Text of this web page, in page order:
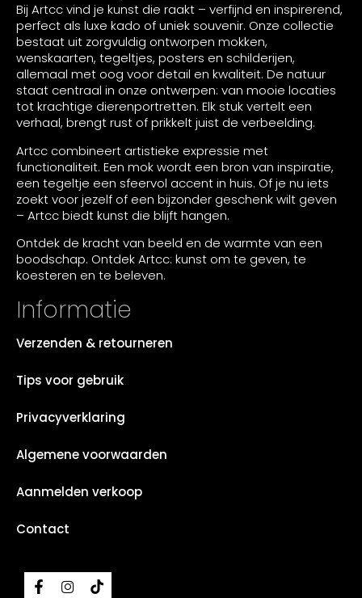
Bij Artcc vind je kunst die raakt – verfijnd en inspirerend,
perfect als luxe kado of uniek souvenir. Onze collectie
bestaat uit zorgvuldig ontworpen mokken,
wenskaarten, tegeltjes, posters en schilderijen,
allemaal met oog voor detail en kwaliteit. De natuur
staat centraal in onze ontwerpen: van mooie locaties
tot krachtige dierenportretten. Elk stuk vertelt een
verhaal, brengt rust of prikkelt juist de verbeelding.
Artcc combineert artistieke expressie met
functionaliteit. Een mok wordt een bron van inspiratie,
een tegeltje een sfeervol accent in huis. Of je nu iets
zoekt voor jezelf of een bijzonder geschenk wilt geven
– Artcc biedt kunst die blijft hangen.
Ontdek de kracht van beeld en de warmte van een
boodschap. Ontdek Artcc: kunst om te geven, te
koesteren en te beleven.
Informatie
Verzenden & retourneren
Tips voor gebruik
Privacyverklaring
Algemene voorwaarden
Aanmelden verkoop
Contact